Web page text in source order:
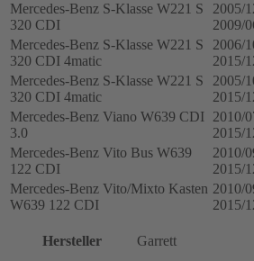
Mercedes-Benz S-Klasse W221 S
320 CDI
2005/
2009/
Mercedes-Benz S-Klasse W221 S
320 CDI 4matic
2006/
2015/
Mercedes-Benz S-Klasse W221 S
320 CDI 4matic
2005/
2015/
Mercedes-Benz Viano W639 CDI
3.0
2010/
2015/
Mercedes-Benz Vito Bus W639
122 CDI
2010/
2015/
Mercedes-Benz Vito/Mixto Kasten
W639 122 CDI
2010/
2015/
Hersteller Garrett